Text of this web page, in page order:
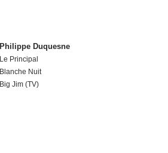
Philippe Duquesne
Le Principal
Blanche Nuit
Big Jim (TV)